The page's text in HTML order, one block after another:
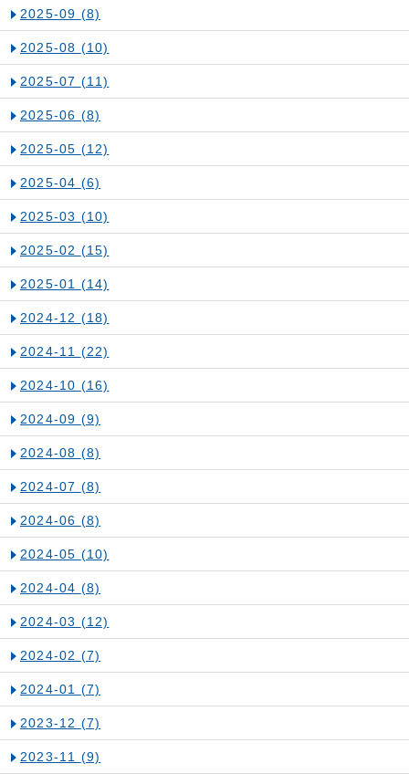
2025-09 (8)
2025-08 (10)
2025-07 (11)
2025-06 (8)
2025-05 (12)
2025-04 (6)
2025-03 (10)
2025-02 (15)
2025-01 (14)
2024-12 (18)
2024-11 (22)
2024-10 (16)
2024-09 (9)
2024-08 (8)
2024-07 (8)
2024-06 (8)
2024-05 (10)
2024-04 (8)
2024-03 (12)
2024-02 (7)
2024-01 (7)
2023-12 (7)
2023-11 (9)